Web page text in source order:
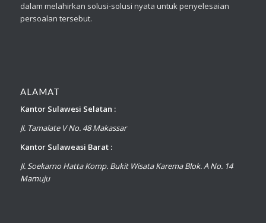
dalam melahirkan solusi-solusi nyata untuk penyelesaian
persoalan tersebut.
ALAMAT
Kantor Sulawesi Selatan :
Jl. Tamalate V No. 48 Makassar
Kantor Sulaweasi Barat :
Jl. Soekarno Hatta Komp. Bukit Wisata Karema Blok. A No. 14
Mamuju